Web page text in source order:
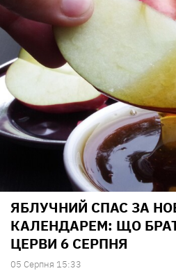
ЯБЛУЧНИЙ СПАС ЗА
КАЛЕНДАРЕМ: ЩО
ЦЕРВИ 6 СЕРПНЯ
05 Серпня 15:33